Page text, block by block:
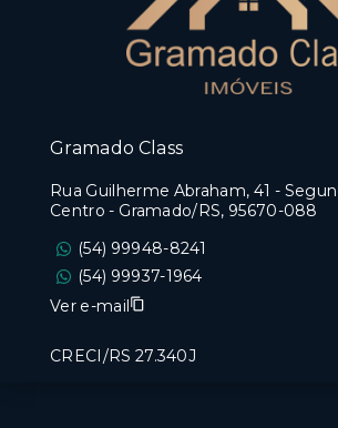
Gramado Class
Rua Guilherme Abraham, 41 -
Centro - Gramado/RS, 95670-088
(54) 99948-8241
(54) 99937-1964
Ver e-mail
CRECI/RS 27.340J